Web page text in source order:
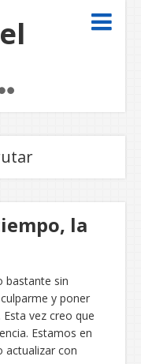
la
bastante sin
y poner
vez creo que
Estamos en
actualizar con